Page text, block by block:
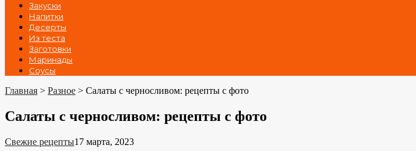
Закуски
Напитки
Десерты
Из теста
Заготовки
Маринады
Соусы
Главная > Разное > Салаты с черносливом: рецепты с фото
Салаты с черносливом: рецепты с фото
Свежие рецепты17 марта, 2023